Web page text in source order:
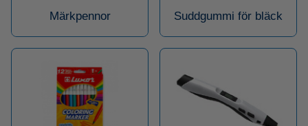
Märkpennor Suddgummi för bläck